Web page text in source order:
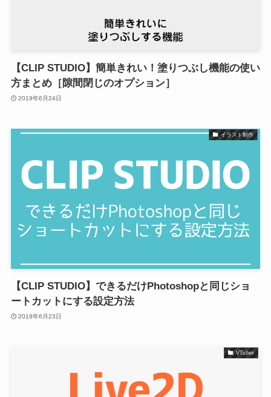
【CLIP STUDIO】簡単きれい！塗りつぶし機能の使い
方まとめ［隙間閉じのオプション］
2019年6月24日
イラスト制作
【CLIP STUDIO】できるだけPhotoshopと同じショ
ートカットにする設定方法
2019年6月23日
VTuber